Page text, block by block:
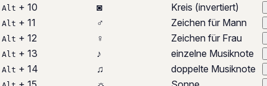
Alt + 10 ◙ Kreis (invertiert)
Alt + 11 ♂ Zeichen für Mann
Alt + 12 ♀ Zeichen für Frau
Alt + 13 ♪ einzelne Musiknote
Alt + 14 ♫ doppelte Musiknote